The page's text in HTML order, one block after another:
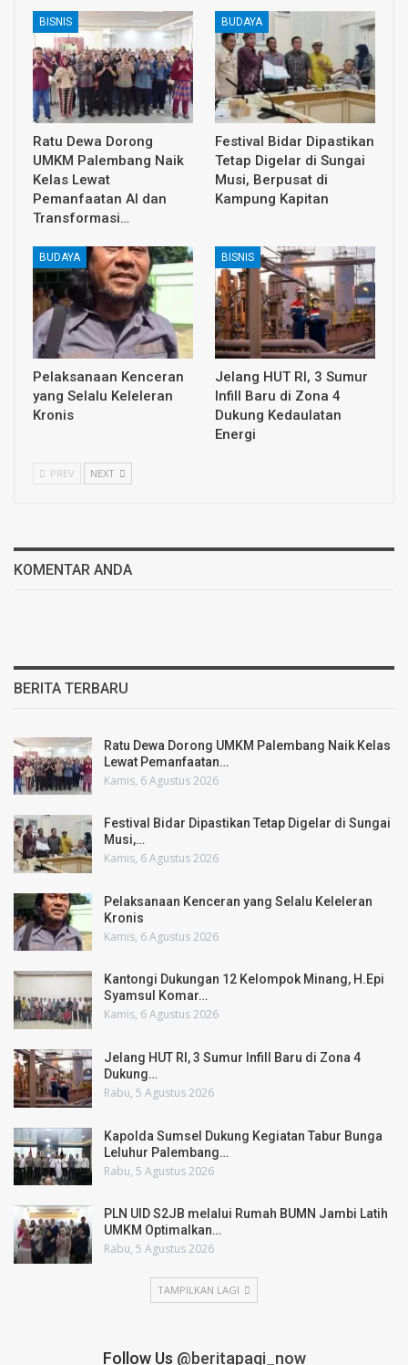
BISNIS
Ratu Dewa Dorong
UMKM Palembang Naik
Kelas Lewat
Pemanfaatan AI dan
Transformasi…
BUDAYA
Festival Bidar Dipastikan
Tetap Digelar di Sungai
Musi, Berpusat di
Kampung Kapitan
BUDAYA
Pelaksanaan Kenceran
yang Selalu Keleleran
Kronis
BISNIS
Jelang HUT RI, 3 Sumur
Infill Baru di Zona 4
Dukung Kedaulatan
Energi
PREV NEXT
KOMENTAR ANDA
BERITA TERBARU
Ratu Dewa Dorong UMKM Palembang Naik Kelas
Lewat Pemanfaatan…
Kamis, 6 Agustus 2026
Festival Bidar Dipastikan Tetap Digelar di Sungai
Musi,…
Kamis, 6 Agustus 2026
Pelaksanaan Kenceran yang Selalu Keleleran
Kronis
Kamis, 6 Agustus 2026
Kantongi Dukungan 12 Kelompok Minang, H.Epi
Syamsul Komar…
Kamis, 6 Agustus 2026
Jelang HUT RI, 3 Sumur Infill Baru di Zona 4
Dukung…
Rabu, 5 Agustus 2026
Kapolda Sumsel Dukung Kegiatan Tabur Bunga
Leluhur Palembang…
Rabu, 5 Agustus 2026
PLN UID S2JB melalui Rumah BUMN Jambi Latih
UMKM Optimalkan…
Rabu, 5 Agustus 2026
TAMPILKAN LAGI
Follow Us @beritapagi_now